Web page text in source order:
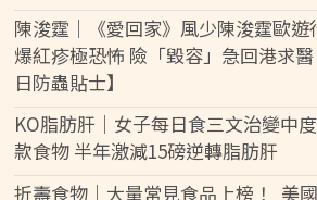
陳浚霆｜《愛回家》風少陳浚霆歐遊
爆紅疹極恐怖 險「毀容」急回港求
日防蟲貼士】
KO脂肪肝｜女子每日食三文治變中
款食物 半年激減15磅逆轉脂肪肝
折壽食物｜大量常見食品上榜！ 美